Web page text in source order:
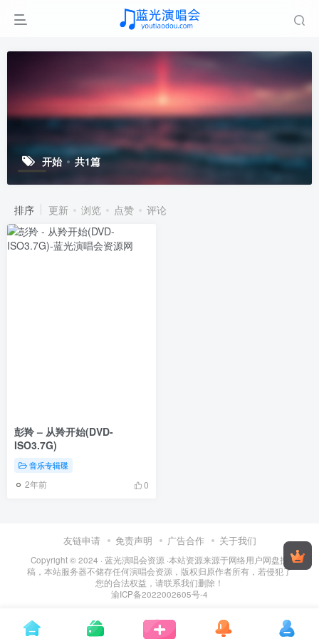
开始 共1篇
排序 更新 浏览 点赞 评论
彭羚 – 从羚开始(DVD-
ISO3.7G)
音乐专辑碟
2年前 0
友链申请 免责声明 广告合作 关于我们
Copyright © 2024 · 蓝光演唱会资源 ·本站资源来源于网络用户网盘投
稿，本站服务器不储存任何演唱会资源，版权归原作者所有，若侵犯了
您的合法权益，请联系我们删除！
渝ICP备2022002605号-4